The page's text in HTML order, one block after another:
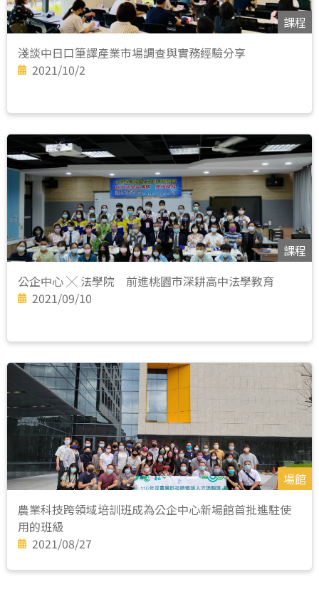
課程
淺談中日口筆譯產業市場調查與實務經驗分享
2021/10/2
課程
公企中心 ╳ 法學院 前進桃園市深耕高中法學教育
2021/09/10
場館
農業科技跨領域培訓班成為公企中心新場館首批進駐使
用的班級
2021/08/27